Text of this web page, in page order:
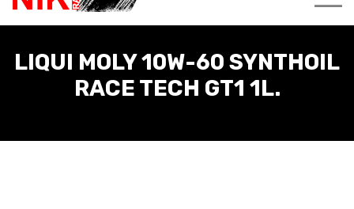
LIQUI MOLY 10W-60 SYNTHOIL
RACE TECH GT1 1L.